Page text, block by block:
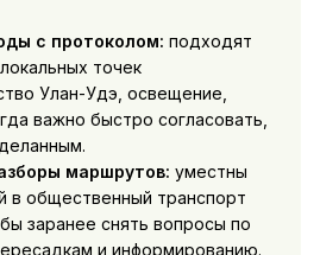
с протоколом: подходят
точек
Улан-Удэ, освещение,
важно быстро согласовать,
маршрутов: уместны
в общественный транспорт
заранее снять вопросы по
и информированию.